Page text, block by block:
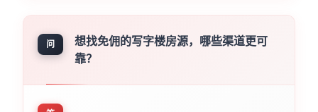
问
想找免佣的写字楼房源，哪些渠道更可
靠？